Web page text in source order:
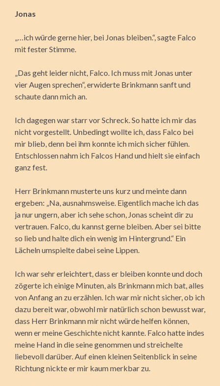
Jonas
„…ich würde gerne hier, bei Jonas bleiben.“, sagte Falco
mit fester Stimme.
„Das geht leider nicht, Falco. Ich muss mit Jonas unter
vier Augen sprechen“, erwiderte Brinkmann sanft und
schaute dann mich an.
Ich dagegen war starr vor Schreck. So hatte ich mir das
nicht vorgestellt. Unbedingt wollte ich, dass Falco bei
mir blieb, denn bei ihm konnte ich mich sicher fühlen.
Entschlossen nahm ich Falcos Hand und hielt sie einfach
ganz fest.
Herr Brinkmann musterte uns kurz und meinte dann
ergeben: „Na, ausnahmsweise. Eigentlich mache ich das
ja nur ungern, aber ich sehe schon, Jonas scheint dir zu
vertrauen. Falco, du kannst gerne bleiben. Aber sei bitte
so lieb und halte dich ein wenig im Hintergrund.“ Ein
Lächeln umspielte dabei seine Lippen.
Ich war sehr erleichtert, dass er bleiben konnte und doch
zögerte ich einige Minuten, als Brinkmann mich bat, alles
von Anfang an zu erzählen. Ich war mir nicht sicher, ob ich
dazu bereit war, obwohl mir natürlich schon bewusst war,
dass Herr Brinkmann mir nicht würde helfen können,
wenn er meine Geschichte nicht kannte. Falco hatte indes
meine Hand in die seine genommen und streichelte
liebevoll darüber. Auf einen kleinen Seitenblick in seine
Richtung nickte er mir kaum merkbar zu.